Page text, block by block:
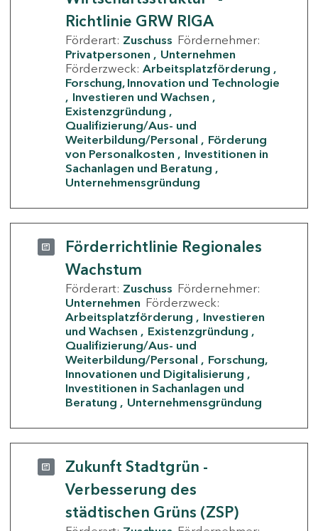
Richtlinie GRW RIGA
Förderart: Zuschuss Fördernehmer:
Privatpersonen
Unternehmen
Förderzweck: Arbeitsplatzförderung
Forschung, Innovation und Technologie
Investieren und Wachsen
Existenzgründung
Qualifizierung/Aus- und
Weiterbildung/Personal
Förderung
von Personalkosten
Investitionen in
Sachanlagen und Beratung
Unternehmensgründung
Förderrichtlinie Regionales
Wachstum
Förderart: Zuschuss Fördernehmer:
Unternehmen Förderzweck:
Arbeitsplatzförderung
Investieren
und Wachsen
Existenzgründung
Qualifizierung/Aus- und
Weiterbildung/Personal
Forschung,
Innovationen und Digitalisierung
Investitionen in Sachanlagen und
Beratung
Unternehmensgründung
Zukunft Stadtgrün -
Verbesserung des
städtischen Grüns (ZSP)